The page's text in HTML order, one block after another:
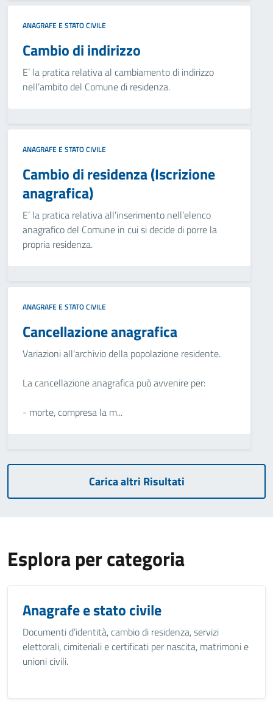
ANAGRAFE E STATO CIVILE
Cambio di indirizzo
E’ la pratica relativa al cambiamento di indirizzo
nell’ambito del Comune di residenza.
ANAGRAFE E STATO CIVILE
Cambio di residenza (Iscrizione
anagrafica)
E’ la pratica relativa all’inserimento nell’elenco
anagrafico del Comune in cui si decide di porre la
propria residenza.
ANAGRAFE E STATO CIVILE
Cancellazione anagrafica
Variazioni all'archivio della popolazione residente.
La cancellazione anagrafica può avvenire per:
- morte, compresa la m...
Carica altri Risultati
Esplora per categoria
Anagrafe e stato civile
Documenti d’identità, cambio di residenza, servizi
elettorali, cimiteriali e certificati per nascita, matrimoni e
unioni civili.